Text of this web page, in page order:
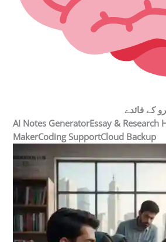
کے فائدے
AI Notes GeneratorEssay & Research
MakerCoding SupportCloud Backup